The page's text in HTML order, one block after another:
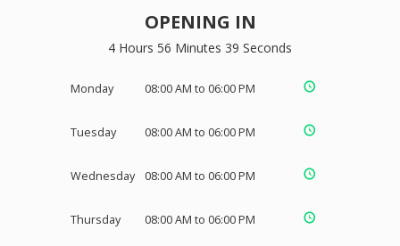
OPENING IN
4 Hours 56 Minutes 38 Seconds
Monday 08:00 AM to 06:00 PM
Tuesday 08:00 AM to 06:00 PM
Wednesday 08:00 AM to 06:00 PM
Thursday 08:00 AM to 06:00 PM